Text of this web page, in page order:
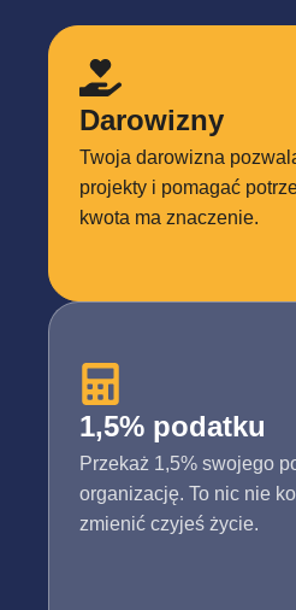
Darowizny
Twoja darowizna
projekty i pomagać
kwota ma znaczenie.
1,5% podatku
Przekaż 1,5% swojego
organizację. To nic nie
zmienić czyjeś życie.